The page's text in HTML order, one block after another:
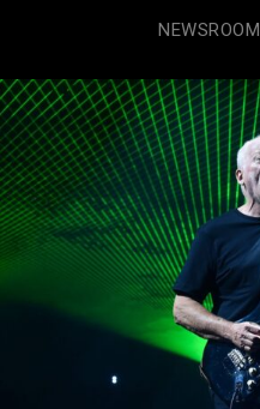
NEWSROOM